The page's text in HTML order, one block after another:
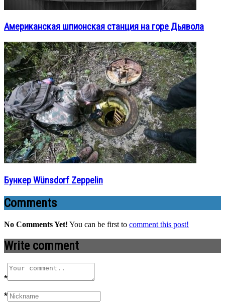
Американская шпионская станция на горе Дьявола
Бункер Wünsdorf Zeppelin
Comments
No Comments Yet! You can be first to comment this post!
Write comment
*
*